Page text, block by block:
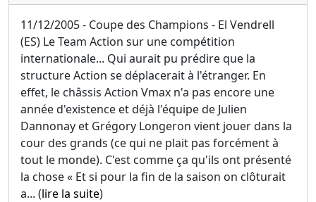
11/12/2005 - Coupe des Champions - El Vendrell
(ES) Le Team Action sur une compétition
internationale... Qui aurait pu prédire que la
structure Action se déplacerait à l'étranger. En
effet, le châssis Action Vmax n'a pas encore une
année d'existence et déjà l'équipe de Julien
Dannonay et Grégory Longeron vient jouer dans la
cour des grands (ce qui ne plait pas forcément à
tout le monde). C'est comme ça qu'ils ont présenté
la chose « Et si pour la fin de la saison on clôturait
a... (lire la suite)